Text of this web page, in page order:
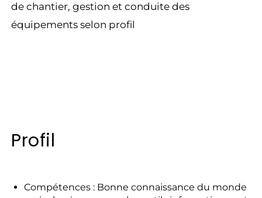
de chantier, gestion et conduite des
équipements selon profil
Profil
Compétences : Bonne connaissance du monde